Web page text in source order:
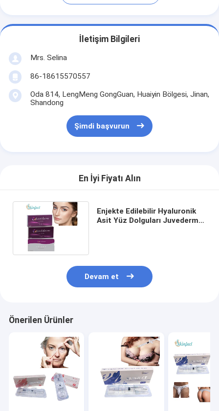
İletişim Bilgileri
Mrs. Selina
86-18615570557
Oda 814, LengMeng GongGuan, Huaiyin Bölgesi, Jinan,
Shandong
Şimdi başvurun
En İyi Fiyatı Alın
Enjekte Edilebilir Hyaluronik
Asit Yüz Dolguları Juvederm
Devam et
Önerilen Ürünler